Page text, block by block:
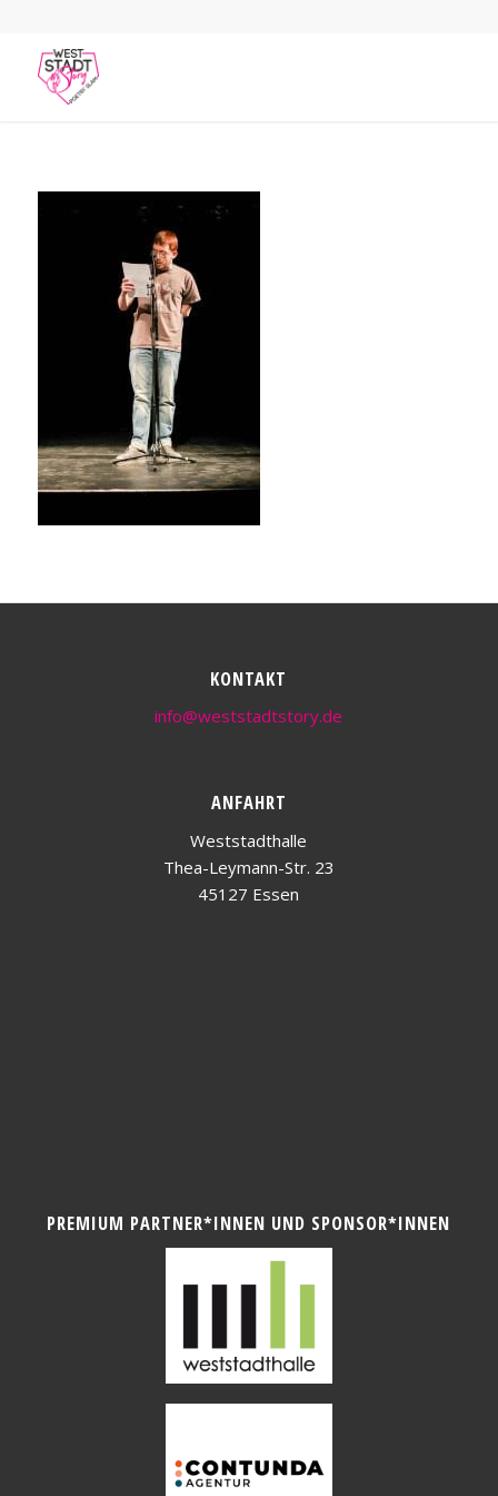
KONTAKT
info@weststadtstory.de
ANFAHRT
Weststadthalle
Thea-Leymann-Str. 23
45127 Essen
PREMIUM PARTNER*INNEN UND SPONSOR*INNEN